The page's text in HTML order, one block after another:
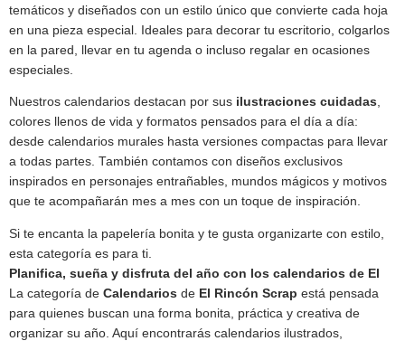
temáticos y diseñados con un estilo único que convierte cada hoja
en una pieza especial. Ideales para decorar tu escritorio, colgarlos
en la pared, llevar en tu agenda o incluso regalar en ocasiones
especiales.
Nuestros calendarios destacan por sus ilustraciones cuidadas,
colores llenos de vida y formatos pensados para el día a día:
desde calendarios murales hasta versiones compactas para llevar
a todas partes. También contamos con diseños exclusivos
inspirados en personajes entrañables, mundos mágicos y motivos
que te acompañarán mes a mes con un toque de inspiración.
Si te encanta la papelería bonita y te gusta organizarte con estilo,
esta categoría es para ti.
Planifica, sueña y disfruta del año con los calendarios de El
La categoría de Calendarios de El Rincón Scrap está pensada
para quienes buscan una forma bonita, práctica y creativa de
organizar su año. Aquí encontrarás calendarios ilustrados,